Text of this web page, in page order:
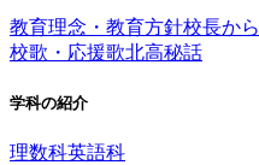
教育理念・教育方針校長から
校歌・応援歌北高秘話
学科の紹介
理数科英語科